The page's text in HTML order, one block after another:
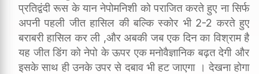
प्रतिद्वंदी रूस के यान नेपोमनिशी को पराजित करते हुए ना सिर्फ
अपनी पहली जीत हासिल की बल्कि स्कोर भी 2-2 करते हुए
बराबरी हासिल कर ली ,और अबकी जब एक दिन का विश्राम है
यह जीत डिंग को नेपो के ऊपर एक मनोवैज्ञानिक बढ़त देगी और
इसके साथ ही उनके उपर से दबाव भी हट जाएगा । देखना होगा